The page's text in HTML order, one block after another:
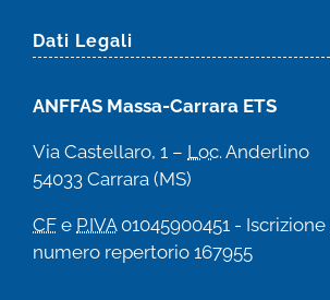
Dati Legali
ANFFAS Massa-Carrara ETS
Via Castellaro, 1 – Loc. Anderlino
54033 Carrara (MS)
CF e P.IVA01045900451 - Iscrizione
numero repertorio 167955